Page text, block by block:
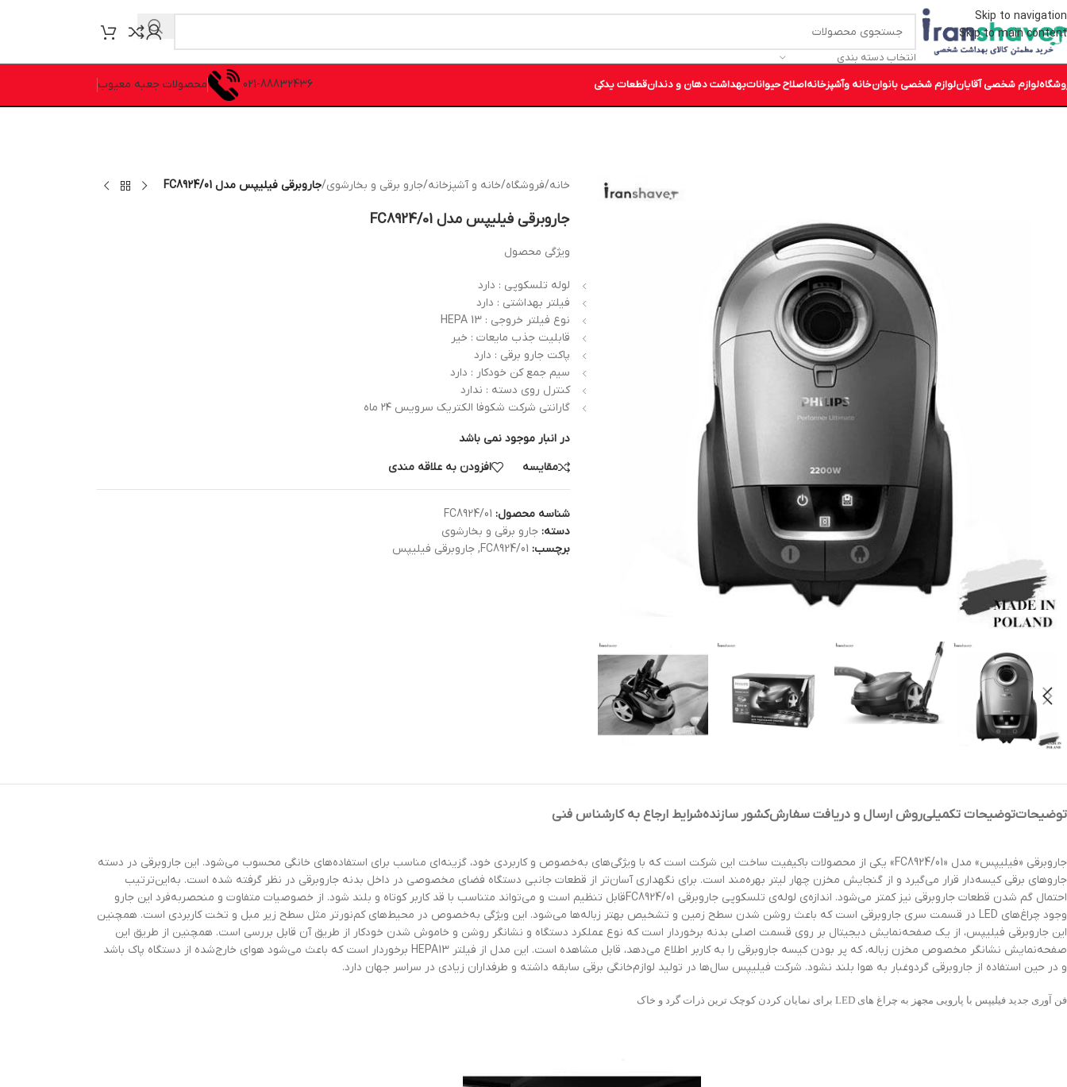
Skip to navigation
Skip to main content
انتخاب دسته بندی
لوازم شخصی آقایانلوازم شخصی بانوانخانه وآشپزخانهاصلاح حیواناتبهداشت دهان و دندانقطعات یدکی 021-88832436 محصولات جعبه معیوب
خانه/فروشگاه/خانه و آشپزخانه/جارو برقی و بخارشوی/جاروبرقی فیلیپس مدل FC8924/01
جاروبرقی فیلیپس مدل FC8924/01
ویژگی محصول
لوله تلسکوپی : دارد
فیلتر بهداشتی : دارد
نوع فیلتر خروجی : HEPA 13
قابلیت جذب مایعات : خیر
پاکت جارو برقی : دارد
سیم جمع کن خودکار : دارد
کنترل روی دسته : ندارد
گارانتی شرکت شکوفا الکتریک سرویس ۲۴ ماه
در انبار موجود نمی باشد
مقایسه
افزودن به علاقه مندی
شناسه محصول: FC8924/01
دسته: جارو برقی و بخارشوی
برچسب: FC8924/01
, جاروبرقی فیلیپس
توضیحاتتوضیحات تکمیلیروش ارسال و دریافت سفارشکشور سازندهشرایط ارجاع به کارشناس فنی
جاروبرقی «فیلیپس» مدل «FC8924/01» یکی از محصولات باکیفیت ساخت این شرکت است که با ویژگی‌های به‌خصوص و کاربردی خود، گزینه‌ای مناسب برای استفاده‌های خانگی محسوب می‌شود. این جاروبرقی در دسته
جاروهای برقی کیسه‌دار قرار می‌گیرد و از گنجایش مخزن چهار لیتر بهره‌مند است. برای نگهداری آسان‌تر از قطعات جانبی دستگاه فضای مخصوصی در داخل بدنه جاروبرقی در نظر گرفته شده است. به‌این‌ترتیب
احتمال گم شدن قطعات جاروبرقی نیز کمتر می‌شود. اندازه‌ی لوله‌ی تلسکوپی جاروبرقی FC8924/01قابل تنظیم است و می‌تواند متناسب با قد کاربر کوتاه و بلند شود. از خصوصیات متفاوت و منحصربه‌فرد این جارو
وجود چراغ‌های LED در قسمت سری جاروبرقی است که باعث روشن شدن سطح زمین و تشخیص بهتر زباله‌ها می‌شود. این ویژگی به‌خصوص در محیط‌های کم‌نورتر مثل سطح زیر مبل و تخت کاربردی است. همچنین
این جاروبرقی فیلیپس، از یک صفحه‌نمایش دیجیتال بر روی قسمت اصلی بدنه برخوردار است که نوع عملکرد دستگاه و نشانگر روشن و خاموش شدن خودکار از طریق آن قابل بررسی است. همچنین از طریق این
صفحه‌نمایش نشانگر مخصوص مخزن زباله، که پر بودن کیسه جاروبرقی را به کاربر اطلاع می‌دهد، قابل مشاهده است. این مدل از فیلتر HEPA13 برخوردار است که باعث می‌شود هوای خارج‌شده از دستگاه پاک باشد
و در حین استفاده از جاروبرقی گردوغبار به هوا بلند نشود. شرکت فیلیپس سال‌ها در تولید لوازم‌خانگی برقی سابقه داشته و طرفداران زیادی در سراسر جهان دارد.
فن آوری جدید فیلیپس با پارویی مجهز به چراغ های LED برای نمایان کردن کوچک ترین ذرات گرد و خاک